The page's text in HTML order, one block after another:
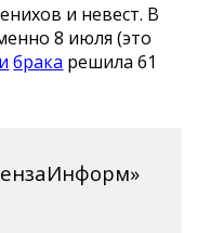
и невест. В
8 июля (это
брака решила 61